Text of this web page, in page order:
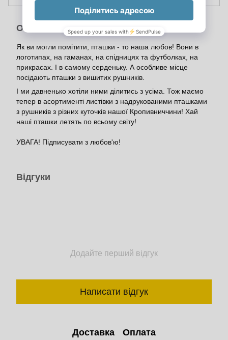
Опис
Як ви могли помітити, пташки - то наша любов! Вони в
логотипах, на гаманах, на спідницях та футболках, на
прикрасах. І в самому серденьку. А особливе місце
посідають пташки з вишитих рушників.
І ми давненько хотіли ними ділитись з усіма. Тож маємо
тепер в асортименті листівки з надрукованими пташками
з рушників з різних куточків нашої Кропивниччини! Хай
наші пташки летять по всьому світу!
УВАГА! Підписувати з любов'ю!
Відгуки
Додайте перший відгук
Написати відгук
Доставка Оплата